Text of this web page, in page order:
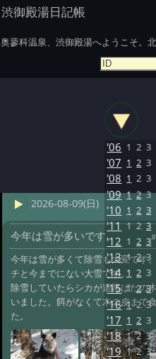
渋御殿湯日記帳
奥蓼科温泉、渋御殿湯へようこそ。
2026-08-09(日)
今年は雪が多いです。
今年は雪が多くて除雪も大変です
チと今までにない大雪です。
除雪していたらシカが道路ばたの
いました。餌がなくて木の皮まで
た。
'06 1 2 3
'07 1 2 3
'08 1 2 3
'09 1 2 3
'10 1 2 3
'11 1 2 3
'12 1 2 3
'13 1 2 3
'14 1 2 3
'15 1 2 3
'16 1 2 3
'17 1 2 3
'18 1 2 3
'19 1 2 3